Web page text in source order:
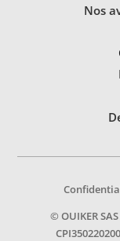
Nos
© OUIKER